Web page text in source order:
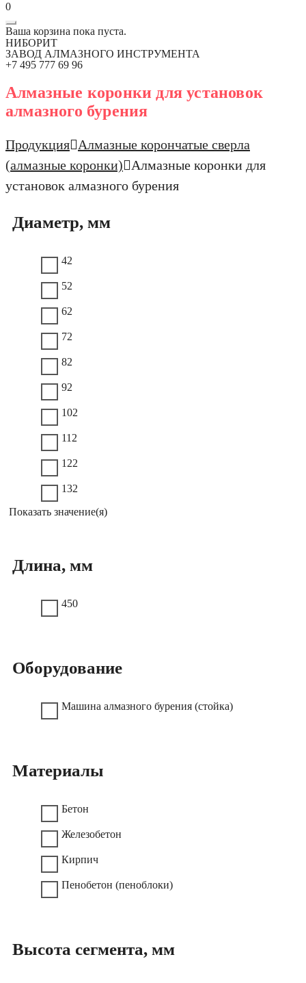
0
Ваша корзина пока пуста.
НИБОРИТ
ЗАВОД АЛМАЗНОГО ИНСТРУМЕНТА
+7 495 777 69 96
Алмазные коронки для установок
алмазного бурения
Продукция
Алмазные корончатые сверла
(алмазные коронки)
Алмазные коронки для
установок алмазного бурения
Диаметр, мм
42
52
62
72
82
92
102
112
122
132
Показать значение(я)
Длина, мм
450
Оборудование
Машина алмазного бурения (стойка)
Материалы
Бетон
Железобетон
Кирпич
Пенобетон (пеноблоки)
Высота сегмента, мм